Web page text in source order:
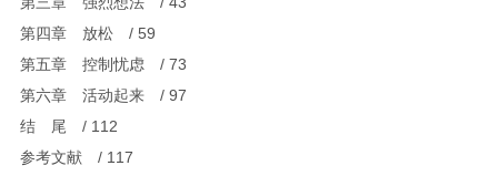
第四章 放松 / 59
第五章 控制忧虑 / 73
第六章 活动起来 / 97
结 尾 / 112
参考文献 / 117